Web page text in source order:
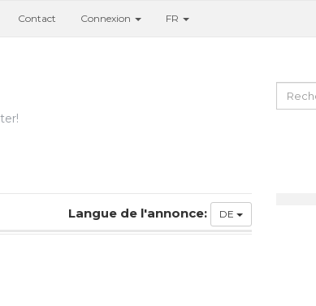
Contact Connexion FR
Langue de l'annonce: DE